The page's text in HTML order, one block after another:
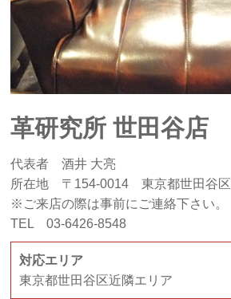
革研究所 世田谷店
代表者 酒井 大亮
所在地 〒154-0014 東京都世田谷区
※ご来店の際は事前にご連絡下さい。
TEL 03-6426-8548
対応エリア
東京都世田谷区近隣エリア